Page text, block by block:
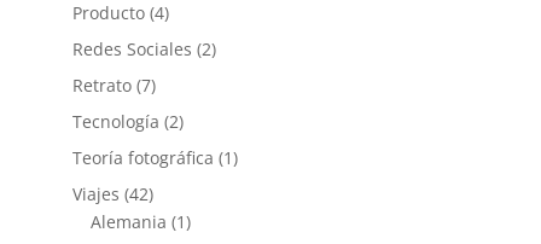
Producto(4)
Redes Sociales (2)
Retrato(7)
Tecnología (2)
Teoría fotográfica (1)
Viajes (42)
Alemania (1)